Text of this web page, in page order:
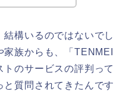
構いるのではないでし
族からも、「TENMEI
のサービスの評判って
質問されてきたんです